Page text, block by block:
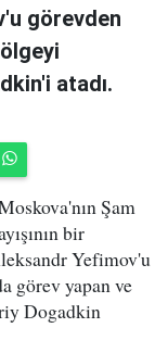
görevden
atadı.
Şam
bir
Yefimov'u
görev yapan ve
Dogadkin